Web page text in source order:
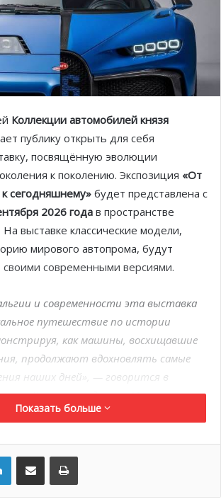
Коллекции автомобилей князя
публику открыть для себя
посвящённую эволюции
к поколению. Экспозиция «От
сегодняшнему»будет представлена с
2026 года в пространстве
выставке классические модели,
мирового автопрома, будут
своими современными версиями.
и современности эта выставка
путешествие по истории
как машины, восхищавшие
продолжают вдохновлять самые
наших дней», — говорится в
Княжеского дворца Монако.
смогут наглядно проследить, как
производителей менялись на
Показать больше
LinkedInПоделиться по электронной почте Распечатать